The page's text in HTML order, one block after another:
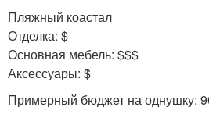
Пляжный коастал
Отделка: $
Основная мебель: $$$
Аксессуары: $
Примерный бюджет на однушку: